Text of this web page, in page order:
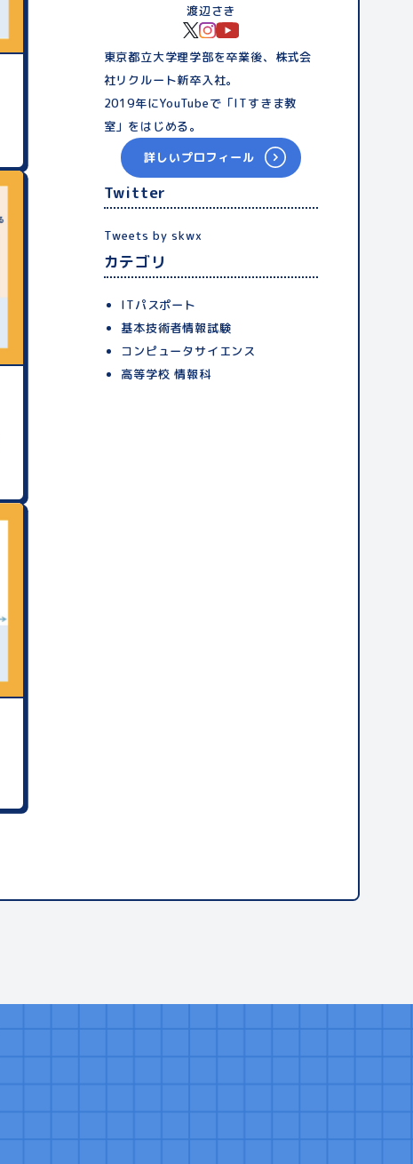
渡辺さき
東京都立大学理学部を卒業後、株式会
社リクルート新卒入社。
2019年にYouTubeで「ITすきま教
室」をはじめる。
詳しいプロフィール
Twitter
Tweets by skwx
カテゴリ
ITパスポート
基本技術者情報試験
コンピュータサイエンス
高等学校 情報科